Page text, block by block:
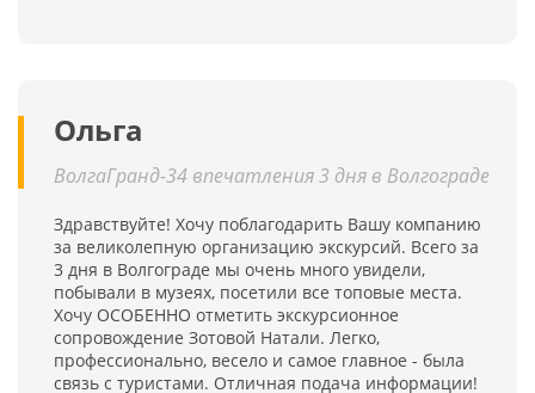
Ольга
ВолгаГранд-34 впечатления 3 дня в Волгограде
Здравствуйте! Хочу поблагодарить Вашу компанию
за великолепную организацию экскурсий. Всего за
3 дня в Волгограде мы очень много увидели,
побывали в музеях, посетили все топовые места.
Хочу ОСОБЕННО отметить экскурсионное
сопровождение Зотовой Натали. Легко,
профессионально, весело и самое главное - была
связь с туристами. Отличная подача информации!